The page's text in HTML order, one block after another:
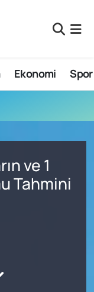
Ekonomi Spor
ve 1
Tahmini